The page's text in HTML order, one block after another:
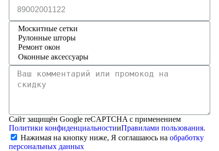
Сайт защищён Google reCAPTCHA с применением
Политики конфиденциальностииПравилами пользования.
Нажимая на кнопку ниже, Я соглашаюсь на обработку
персональных данных